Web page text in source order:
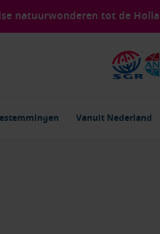
natuurwonderen tot de
Vanuit Nederland